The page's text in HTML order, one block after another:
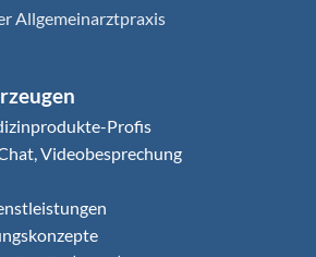
Allgemeinarztpraxis
Profis
Videobesprechung